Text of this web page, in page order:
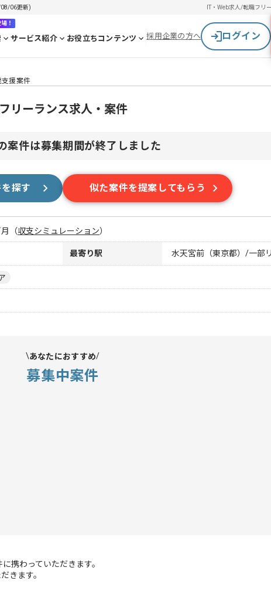
08/06更新) IT・Web求人/転職フリ
！
サービス紹介 お役立ちコンテンツ 採用企業の方へ ログイン
支援案件
リーランス求人・案件
案件は募集期間が終了しました
探す 似た案件を提案してもらう
（収支シミュレーション）
最寄り駅 水天宮前（東京都）/一部
あなたにおすすめ
募集中案件
携わっていただきます。
きます。